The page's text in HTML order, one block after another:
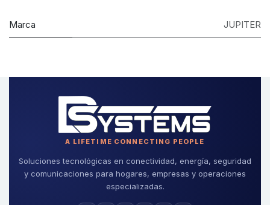
Marca JUPITER
A LIFETIME CONNECTING PEOPLE
Soluciones tecnológicas en conectividad, energía, seguridad
y comunicaciones para hogares, empresas y operaciones
especializadas.